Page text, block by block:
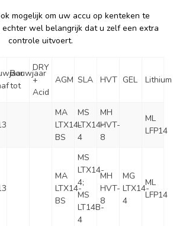
mogelijk om uw accu op kenteken te
echter wel belangrijk dat u zelf een extra
controle uitvoert.
Bouwjaar
tot
DRY
+
Acid
AGM SLA HVT GEL Lithium
MA
LTX14-
BS
MS
LTX14-
4
MH
HVT-
8
ML
LFP14
MA
LTX14-
BS
MS
LTX14-
4;
MS
LT14B-
4
MH
HVT-
8
MG
LTX14-
4
ML
LFP14